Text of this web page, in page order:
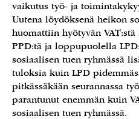
vaikutus työ- ja
Uutena löydöksenä heikon
huomattiin hyötyvän
PPD:tä ja loppupuolella
sosiaalisen tuen ryhmässä
tuloksia kuin LPD
pitkässäkään seurannassa
parantunut enemmän kuin
sosiaalisen tuen ryhmässä.